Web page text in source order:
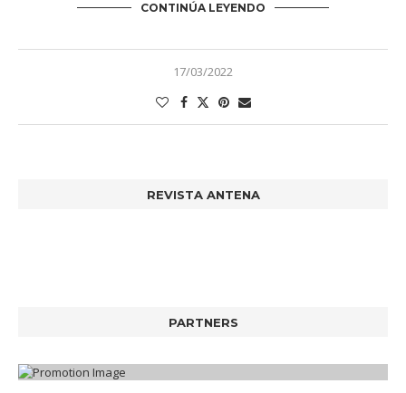
CONTINÚA LEYENDO
17/03/2022
REVISTA ANTENA
PARTNERS